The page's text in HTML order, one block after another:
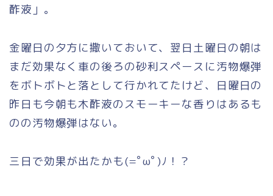
酢液」。
金曜日の夕方に撒いておいて、翌日土曜日の朝は
まだ効果なく車の後ろの砂利スペースに汚物爆弾
をボトボトと落として行かれてたけど、日曜日の
昨日も今朝も木酢液のスモーキーな香りはあるも
のの汚物爆弾はない。
三日で効果が出たかも(=ﾟωﾟ)ﾉ！？